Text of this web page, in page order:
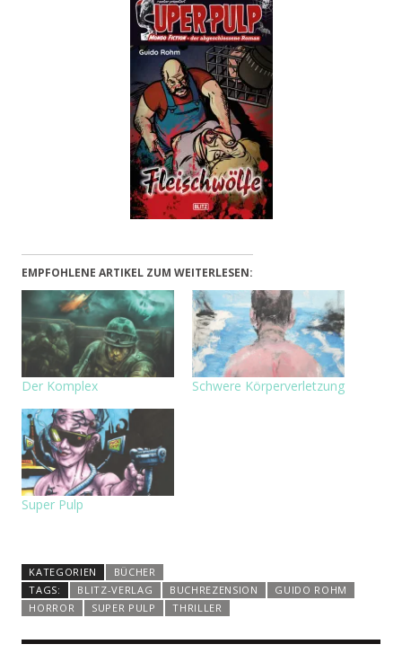
EMPFOHLENE ARTIKEL ZUM WEITERLESEN:
Der Komplex Schwere Körperverletzung
Super Pulp
KATEGORIEN
BÜCHER
TAGS:
BLITZ-VERLAG BUCHREZENSION
GUIDO ROHM
HORROR
SUPER PULP THRILLER